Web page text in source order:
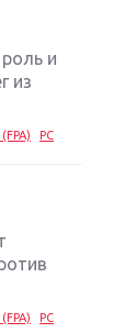
и
из
PC
PC